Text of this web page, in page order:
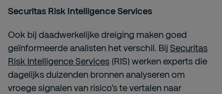
Securitas Risk Intelligence Services
Ook bij daadwerkelijke dreiging maken goed
geïnformeerde analisten het verschil. Bij Securitas
Risk Intelligence Services (RIS) werken experts die
dagelijks duizenden bronnen analyseren om
vroege signalen van risico’s te vertalen naar